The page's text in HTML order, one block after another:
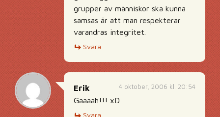
grupper av människor ska kunna
samsas är att man respekterar
varandras integritet.
Svara
4 oktober, 2006 kl. 20:54
Erik
Gaaaah!!! xD
Svara